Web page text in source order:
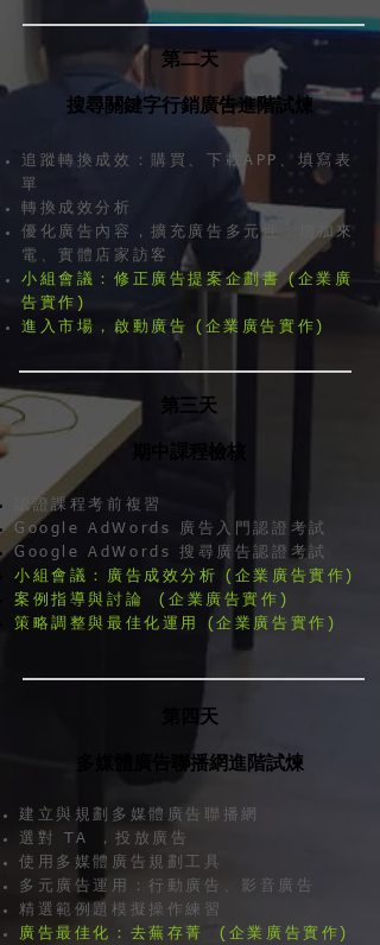
建立與規劃多媒體廣告聯播網
選對 TA ，投放廣告
使用多媒體廣告規劃工具
多元廣告運用：行動廣告、影音廣告
精選範例題模擬操作練習
廣告最佳化：去蕪存菁 (企業廣告實作)
第四天
多媒體廣告聯播網進階試煉
認證課程考前複習
Google AdWords 廣告入門認證考試
Google AdWords 搜尋廣告認證考試
小組會議：廣告成效分析 (企業廣告實作)
案例指導與討論 (企業廣告實作)
策略調整與最佳化運用 (企業廣告實作)
第三天
期中課程檢核
第二天
搜尋關鍵字行銷廣告進階試煉
追蹤轉換成效：購買、下載APP、填寫表
單
轉換成效分析
優化廣告內容，擴充廣告多元性：增加來
電、實體店家訪客
小組會議：修正廣告提案企劃書 (企業廣
告實作)
進入市場，啟動廣告 (企業廣告實作)